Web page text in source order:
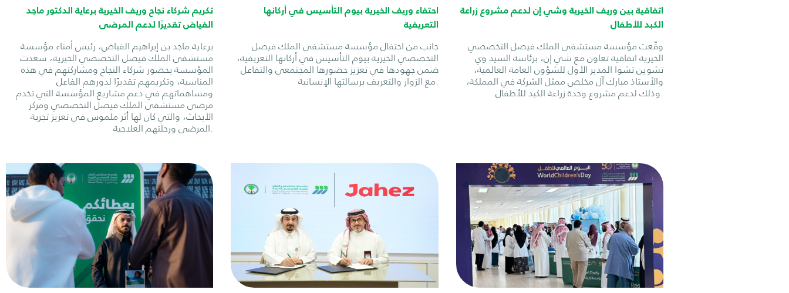
تكريم شركاء نجاح وريف الخيرية برعاية الدكتور ماجد
الفياض تقديرًا لدعم المرضى
برعاية ماجد بن إبراهيم الفياض، رئيس أمناء مؤسسة
مستشفى الملك فيصل التخصصي الخيرية، سعدت
المؤسسة بحضور شركاء النجاح ومشاركتهم في هذه
المناسبة، وتكريمهم تقديرًا لدورهم الفاعل
ومساهماتهم في دعم مشاريع المؤسسة التي تخدم
مرضى مستشفى الملك فيصل التخصصي ومركز
الأبحاث، والتي كان لها أثر ملموس في تعزيز تجربة
المرضى ورحلتهم العلاجية.
احتفاء وريف الخيرية بيوم التأسيس في أركانها
التعريفية
جانب من احتفال مؤسسة مستشفى الملك فيصل
التخصصي الخيرية بيوم التأسيس في أركانها التعريفية،
ضمن جهودها في تعزيز حضورها المجتمعي والتفاعل
مع الزوار والتعريف برسالتها الإنسانية.
اتفاقية بين وريف الخيرية وشي إن لدعم مشروع زراعة
الكبد للأطفال
وقّعت مؤسسة مستشفى الملك فيصل التخصصي
الخيرية اتفاقية تعاون مع شي إن، برئاسة السيد وي
تشوين تشوا المدير الأول للشؤون العامة العالمية،
والأستاذ مبارك آل مخلص ممثل الشركة في المملكة،
وذلك لدعم مشروع وحدة زراعة الكبد للأطفال.